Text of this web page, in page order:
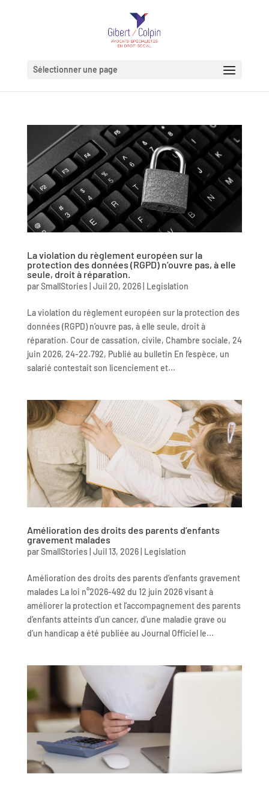
Sélectionner une page
La violation du règlement européen sur la
protection des données (RGPD) n’ouvre pas, à elle
seule, droit à réparation.
parSmallStories| Juil 20, 2026| Legislation
La violation du règlement européen sur la protection des
données (RGPD) n’ouvre pas, à elle seule, droit à
réparation. Cour de cassation, civile, Chambre sociale, 24
juin 2026, 24-22.792, Publié au bulletin En l’espèce, un
salarié contestait son licenciement et...
Amélioration des droits des parents d’enfants
gravement malades
parSmallStories| Juil 13, 2026| Legislation
Amélioration des droits des parents d’enfants gravement
malades La loi n°2026-492 du 12 juin 2026 visant à
améliorer la protection et l’accompagnement des parents
d’enfants atteints d’un cancer, d’une maladie grave ou
d’un handicap a été publiée au Journal Officiel le...